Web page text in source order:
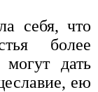
себя, что
более
дать
ею